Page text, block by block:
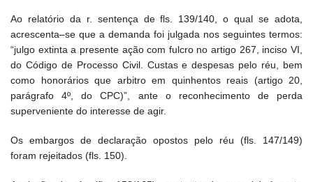
Ao relatório da r. sentença de fls. 139/140, o qual se adota,
acrescenta–se que a demanda foi julgada nos seguintes termos:
“julgo extinta a presente ação com fulcro no artigo 267, inciso VI,
do Código de Processo Civil. Custas e despesas pelo réu, bem
como honorários que arbitro em quinhentos reais (artigo 20,
parágrafo 4º, do CPC)”, ante o reconhecimento de perda
superveniente do interesse de agir.
Os embargos de declaração opostos pelo réu (fls. 147/149)
foram rejeitados (fls. 150).